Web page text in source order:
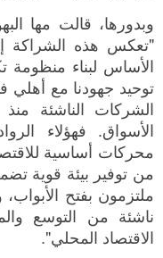
وبدورها، قالت مها
"تعكس هذه الشراكة
الأساس لبناء منظومة
توحيد جهودنا مع أهلي
الشركات الناشئة
الأسواق. فهؤلاء
محركات أساسية
من توفير بيئة قوية
ملتزمون بفتح
ناشئة من التوسع
الاقتصاد المحلي".